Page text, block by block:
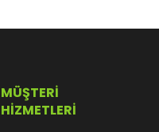
MÜŞTERİ
HİZMETLERİ